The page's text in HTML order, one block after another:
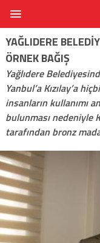
YAĞLIDERE
ÖRNEK BAĞIŞ
Yağlıdere
Yanbul’a Kızılay’a
insanların kullanımı
bulunması nedeniyle
tarafından bronz